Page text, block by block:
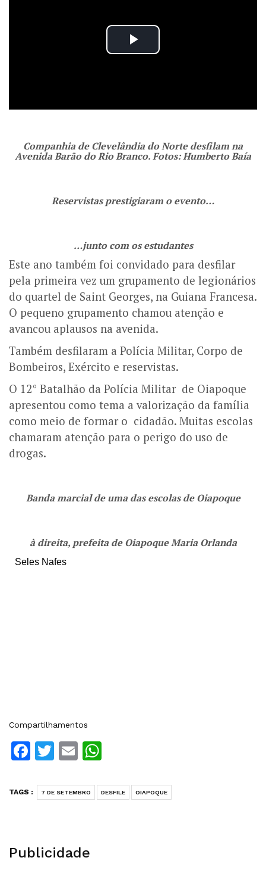
Companhia de Clevelândia do Norte desfilam na
Avenida Barão do Rio Branco. Fotos: Humberto Baía
Reservistas prestigiaram o evento…
…junto com os estudantes
Este ano também foi convidado para desfilar
pela primeira vez um grupamento de legionários
do quartel de Saint Georges, na Guiana Francesa.
O pequeno grupamento chamou atenção e
avancou aplausos na avenida.
Também desfilaram a Polícia Militar, Corpo de
Bombeiros, Exército e reservistas.
O 12° Batalhão da Polícia Militar de Oiapoque
apresentou como tema a valorização da família
como meio de formar o cidadão. Muitas escolas
chamaram atenção para o perigo do uso de
drogas.
Banda marcial de uma das escolas de Oiapoque
à direita, prefeita de Oiapoque Maria Orlanda
Seles Nafes
Compartilhamentos
Facebook
Twitter
Email
TAGS : 7 DE SETEMBRO DESFILE OIAPOQUE
Publicidade